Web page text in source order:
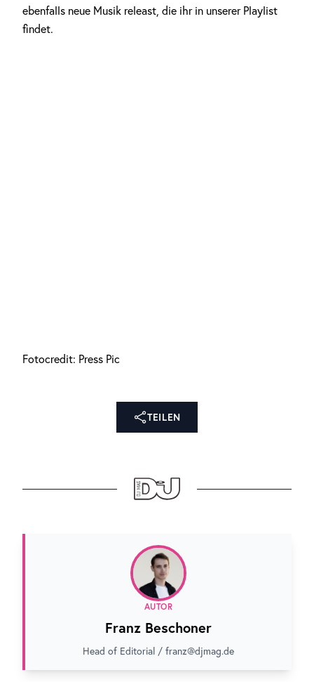
ebenfalls neue Musik releast, die ihr in unserer Playlist
findet.
Fotocredit: Press Pic
TEILEN
AUTOR
Franz Beschoner
Head of Editorial / franz@djmag.de